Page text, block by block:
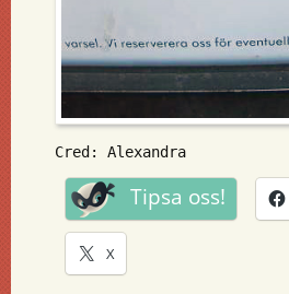
Cred: Alexandra
Tipsa oss!
X